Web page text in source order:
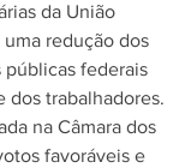
da União
uma redução dos
públicas federais
dos trabalhadores.
na Câmara dos
favoráveis e